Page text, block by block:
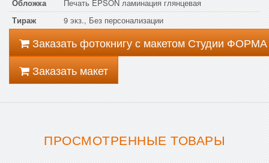
Обложка
Печать EPSON ламинация глянцевая
Тираж
9 экз., Без персонализации
Заказать фотокнигу с макетом Студии ФОРМА
Заказать макет
ПРОСМОТРЕННЫЕ ТОВАРЫ